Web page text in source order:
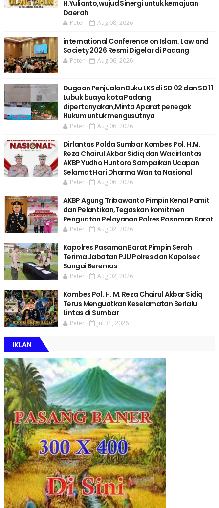
H.Yulianto,wujud Sinergi untuk kemajuan
Daerah
Peter Aug 08, 2026
international Conference on Islam, Law and
Society 2026 Resmi Digelar di Padang
Peter Aug 06, 2026
Dugaan Penjualan Buku LKS di SD 02 dan SD 11
Lubuk buaya kota Padang
dipertanyakan,Minta Aparat penegak
Hukum untuk mengusutnya
Peter Aug 06, 2026
Dirlantas Polda Sumbar Kombes Pol. H.M.
Reza Chairul Akbar Sidiq dan Wadirlantas
AKBP Yudho Huntoro Sampaikan Ucapan
Selamat Hari Dharma Wanita Nasional
Peter Aug 06, 2026
AKBP Agung Tribawanto Pimpin Kenal Pamit
dan Pelantikan,Tegaskan komitmen
Penguatan Pelayanan Polres Pasaman Barat
Peter Aug 02, 2026
Kapolres Pasaman Barat Pimpin Serah
Terima Jabatan PJU Polres dan Kapolsek
Sungai Beremas
Peter Aug 02, 2026
Kombes Pol. H. M. Reza Chairul Akbar Sidiq
Terus Menguatkan Keselamatan Berlalu
Lintas di Sumbar
Peter Jul 31, 2026
IKLAN